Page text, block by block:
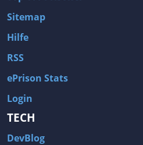
Sitemap
Hilfe
RSS
ePrison Stats
Login
TECH
DevBlog